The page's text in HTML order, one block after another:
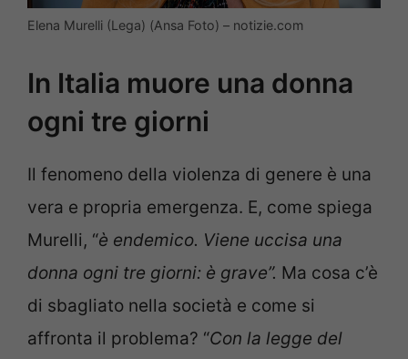
Elena Murelli (Lega) (Ansa Foto) – notizie.com
In Italia muore una donna
ogni tre giorni
Il fenomeno della violenza di genere è una
vera e propria emergenza. E, come spiega
Murelli, “è endemico. Viene uccisa una
donna ogni tre giorni: è grave”. Ma cosa c’è
di sbagliato nella società e come si
affronta il problema? “Con la legge del